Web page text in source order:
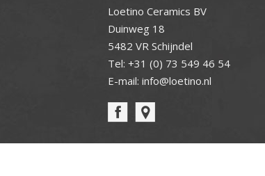
Loetino Ceramics BV
Duinweg 18
5482 VR Schijndel
Tel: +31 (0) 73 549 46 54
E-mail: info@loetino.nl